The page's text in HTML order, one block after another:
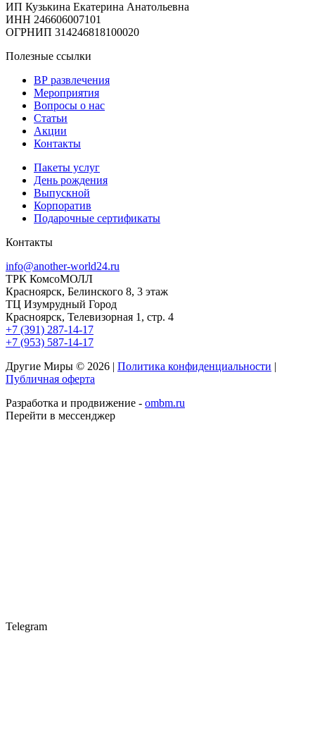
ИП Кузькина Екатерина Анатольевна
ИНН 246606007101
ОГРНИП 314246818100020
Полезные ссылки
ВР развлечения
Мероприятия
Вопросы о нас
Статьи
Акции
Контакты
Пакеты услуг
День рождения
Выпускной
Корпоратив
Подарочные сертификаты
Контакты
info@another-world24.ru
ТРК КомсоМОЛЛ
Красноярск, Белинского 8, 3 этаж
ТЦ Изумрудный Город
Красноярск, Телевизорная 1, стр. 4
+7 (391) 287-14-17
+7 (953) 587-14-17
Другие Миры © 2026 | Политика конфиденциальности |
Публичная оферта
Разработка и продвижение - ombm.ru
Перейти в мессенджер
Telegram